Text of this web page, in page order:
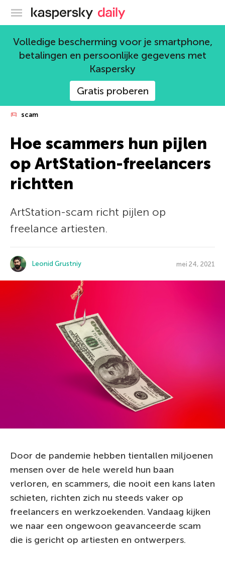
Kaspersky official blog
Volledige bescherming voor je smartphone,
betalingen en persoonlijke gegevens met
Kaspersky
Gratis proberen
scam
Hoe scammers hun pijlen
op ArtStation-freelancers
richtten
ArtStation-scam richt pijlen op
freelance artiesten.
Leonid Grustniy mei 24, 2021
Door de pandemie hebben tientallen miljoenen
mensen over de hele wereld hun baan
verloren, en scammers, die nooit een kans laten
schieten, richten zich nu steeds vaker op
freelancers en werkzoekenden. Vandaag kijken
we naar een ongewoon geavanceerde scam
die is gericht op artiesten en ontwerpers.